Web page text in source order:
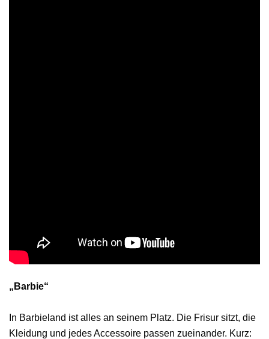
„Barbie“
In Barbieland ist alles an seinem Platz. Die Frisur sitzt, die
Kleidung und jedes Accessoire passen zueinander. Kurz: